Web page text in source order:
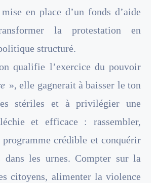
en place d’un fonds d’aide
la protestation en
structuré.
qualifie l’exercice du pouvoir
», elle gagnerait à baisser le ton
stériles et à privilégier une
et efficace : rassembler,
crédible et conquérir
dans les urnes. Compter sur la
citoyens, alimenter la violence